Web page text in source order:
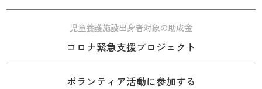
児童養護施設出身者対象の助成金
コロナ緊急支援プロジェクト
ボランティア活動に参加する